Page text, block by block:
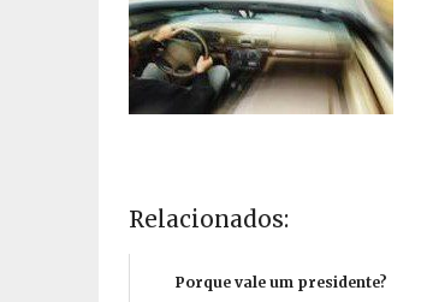
Relacionados:
Porque vale um presidente?